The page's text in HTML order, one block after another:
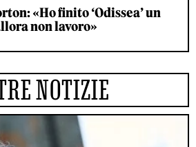
«Ho finito ‘Odissea’ un
non lavoro»
NOTIZIE